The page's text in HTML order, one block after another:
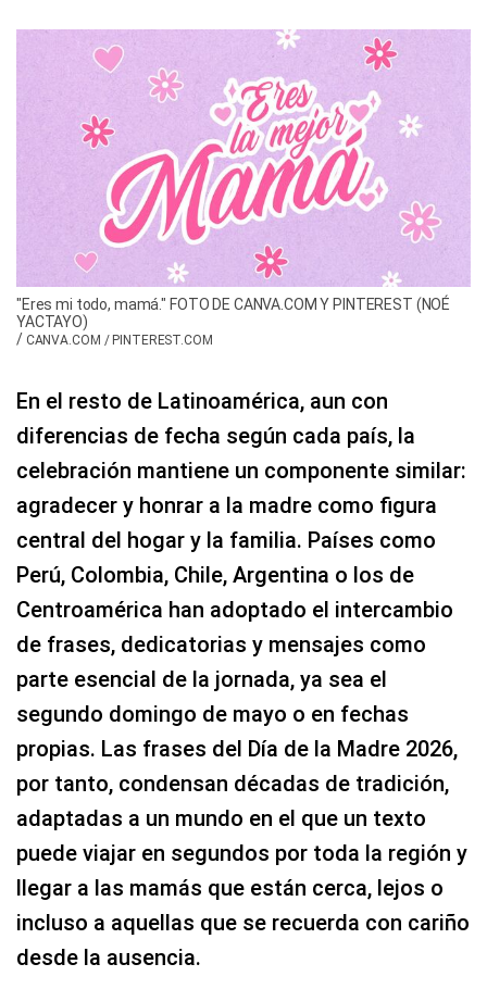
"Eres mi todo, mamá." FOTO DE CANVA.COM Y PINTEREST (NOÉ
YACTAYO)
/ CANVA.COM / PINTEREST.COM
En el resto de Latinoamérica, aun con
diferencias de fecha según cada país, la
celebración mantiene un componente similar:
agradecer y honrar a la madre como figura
central del hogar y la familia. Países como
Perú, Colombia, Chile, Argentina o los de
Centroamérica han adoptado el intercambio
de frases, dedicatorias y mensajes como
parte esencial de la jornada, ya sea el
segundo domingo de mayo o en fechas
propias. Las frases del Día de la Madre 2026,
por tanto, condensan décadas de tradición,
adaptadas a un mundo en el que un texto
puede viajar en segundos por toda la región y
llegar a las mamás que están cerca, lejos o
incluso a aquellas que se recuerda con cariño
desde la ausencia.